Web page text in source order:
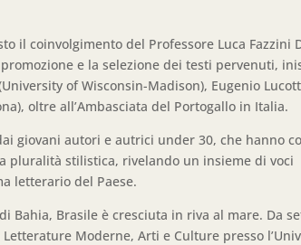
il coinvolgimento del Professore Luca Fazzini
e la selezione dei testi pervenuti,
of Wisconsin-Madison), Eugenio
oltre all’Ambasciata del Portogallo in Italia.
giovani autori e autrici under 30, che hanno
pluralità stilistica, rivelando un insieme di voci
letterario del Paese.
Bahia, Brasile è cresciuta in riva al mare. Da
Moderne, Arti e Culture presso